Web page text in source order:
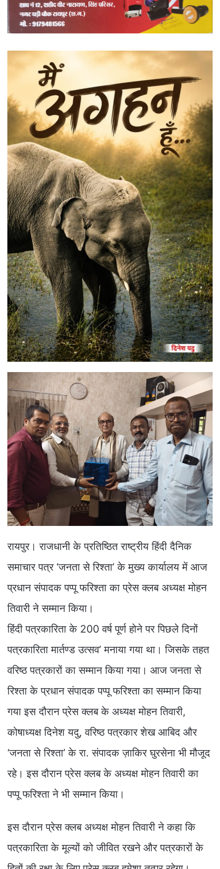
रायपुर। राजधानी के प्रतिष्ठित राष्ट्रीय हिंदी दैनिक
समाचार पत्र ‘जनता से रिश्ता’ के मुख्य कार्यालय में आज
प्रधान संपादक पप्पू फरिश्ता का प्रेस क्लब अध्यक्ष मोहन
तिवारी ने सम्मान किया।
हिंदी पत्रकारिता के 200 वर्ष पूर्ण होने पर पिछले दिनों
पत्रकारिता मार्तण्ड उत्सव’ मनाया गया था। जिसके तहत
वरिष्ठ पत्रकारों का सम्मान किया गया। आज जनता से
रिश्ता के प्रधान संपादक पप्पू फरिश्ता का सम्मान किया
गया इस दौरान प्रेस क्लब के अध्यक्ष मोहन तिवारी,
कोषाध्यक्ष दिनेश यदु, वरिष्ठ पत्रकार शेख आबिद और
‘जनता से रिश्ता’ के रा. संपादक ज़ाकिर घुरसेना भी मौजूद
रहे। इस दौरान प्रेस क्लब के अध्यक्ष मोहन तिवारी का
पप्पू फरिश्ता ने भी सम्मान किया।
इस दौरान प्रेस क्लब अध्यक्ष मोहन तिवारी ने कहा कि
पत्रकारिता के मूल्यों को जीवित रखने और पत्रकारों के